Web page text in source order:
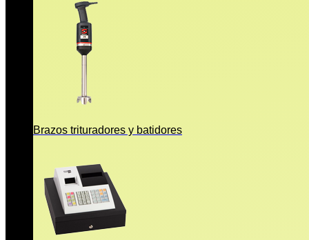
Brazos trituradores y batidores